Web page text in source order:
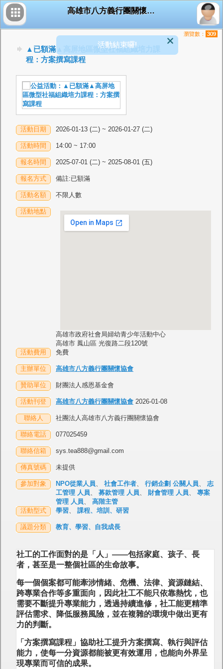
高雄市八方義行團關懷協會
活動結束囉!
▲已額滿▲高屏地區微型社福組織培力課
程：方案撰寫課程
瀏覽數： 309
活動日期 2026-01-13 (二) ~ 2026-01-27 (二)
活動時間 14:00 ~ 17:00
報名時間 2025-07-01 (二) ~ 2025-08-01 (五)
報名方式 備註:已額滿
活動名額 不限人數
活動地點
高雄市政府社會局婦幼青少年活動中心
高雄市 鳳山區 光復路二段120號
活動費用
免費
主辦單位 高雄市八方義行團關懷協會
贊助單位 財團法人感恩基金會
活動刊登 高雄市八方義行團關懷協會 2026-01-08
聯絡人 社團法人高雄市八方義行團關懷協會
聯絡電話 077025459
聯絡信箱 sys.tea888@gmail.com
傳真號碼 未提供
參加對象 NPO從業人員、 社會工作者、 行銷企劃 公關人員、 志
工管理 人員、 募款管理 人員、 財會管理 人員、 專案
管理 人員、 高階主管
活動型式
學習、 課程、培訓、研習
議題分類 教育、學習、自我成長
社工的工作面對的是「人」——包括家庭、孩子、長
者，甚至是一整個社區的生命故事。
每一個個案都可能牽涉情緒、危機、法律、資源鏈結、
跨專業合作等多重面向，因此社工不能只依靠熱忱，也
需要不斷提升專業能力，透過持續進修，社工能更精準
評估需求、降低服務風險，並在複雜的環境中做出更有
力的判斷。
「方案撰寫課程」協助社工提升方案撰寫、執行與評估
能力，使每一分資源都能被更有效運用，也能向外界呈
現專業而可信的成果。